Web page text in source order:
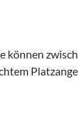
können